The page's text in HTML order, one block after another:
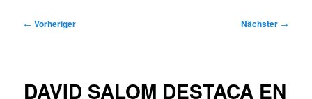
Beitragsnavigation
← Vorheriger Nächster →
DAVID SALOM DESTACA EN